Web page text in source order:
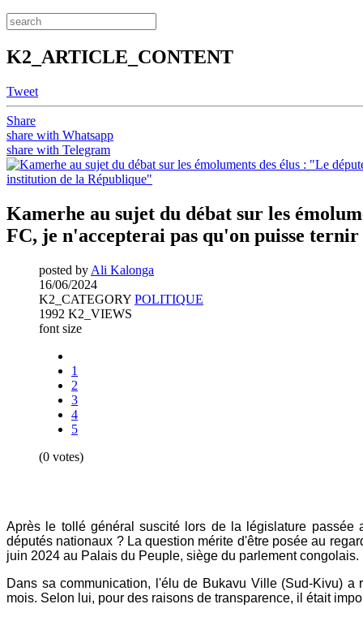
K2_ARTICLE_CONTENT
Tweet
Share
share with Whatsapp
share with Telegram
Kamerhe au sujet du débat sur les
FC, je n'accepterai pas qu'on puisse
posted by Ali Kalonga
16/06/2024
K2_CATEGORY POLITIQUE
1992 K2_VIEWS
font size
1
2
3
4
5
(0 votes)
Après le tollé général suscité lors de la législature passée
députés nationaux ? La question mérite d'être posée au
juin 2024 au Palais du Peuple, siège du parlement congolais.
Dans sa communication, l'élu de Bukavu Ville (Sud-Kivu)
mois. Selon lui, pour des raisons de transparence, il était